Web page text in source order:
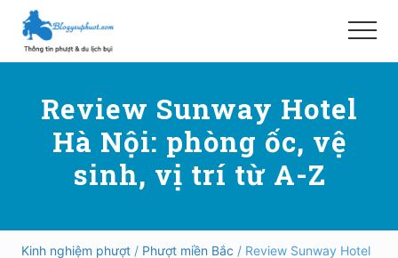
Menu
Skip
main
qua
primary
Hướng
phượt,
và
ngoài
Menu
Review Sunway Hotel
Hà Nội: phòng ốc, vệ
sinh, vị trí từ A-Z
Kinh nghiệm phượt / Phượt miền Bắc / Review Sunway Hotel